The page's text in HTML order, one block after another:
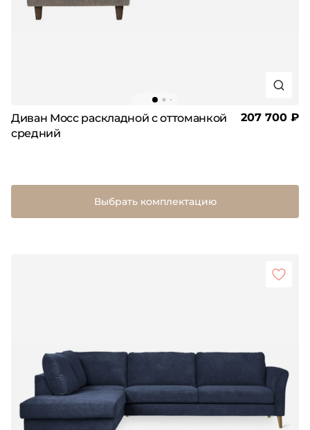
Диван Мосс раскладной с оттоманкой
средний
207 700 ₽
Выбрать комплектацию